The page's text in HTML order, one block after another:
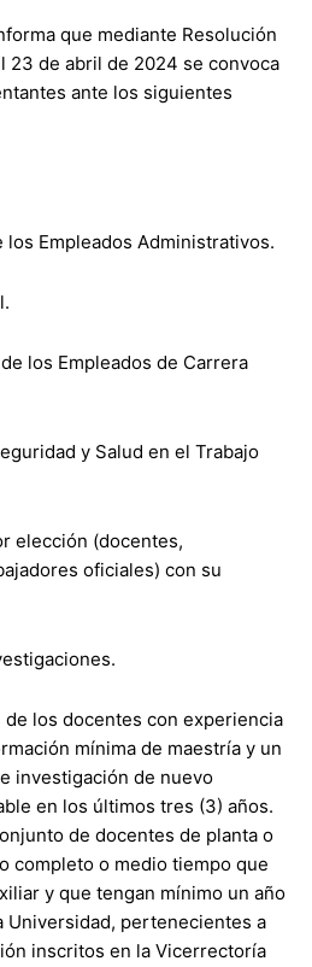
que mediante Resolución
23 de abril de 2024 se convoca
ante los siguientes
los Empleados Administrativos.
los Empleados de Carrera
y Salud en el Trabajo
elección (docentes,
oficiales) con su
los docentes con experiencia
mínima de maestría y un
investigación de nuevo
en los últimos tres (3) años.
de docentes de planta o
completo o medio tiempo que
y que tengan mínimo un año
Universidad, pertenecientes a
inscritos en la Vicerrectoría